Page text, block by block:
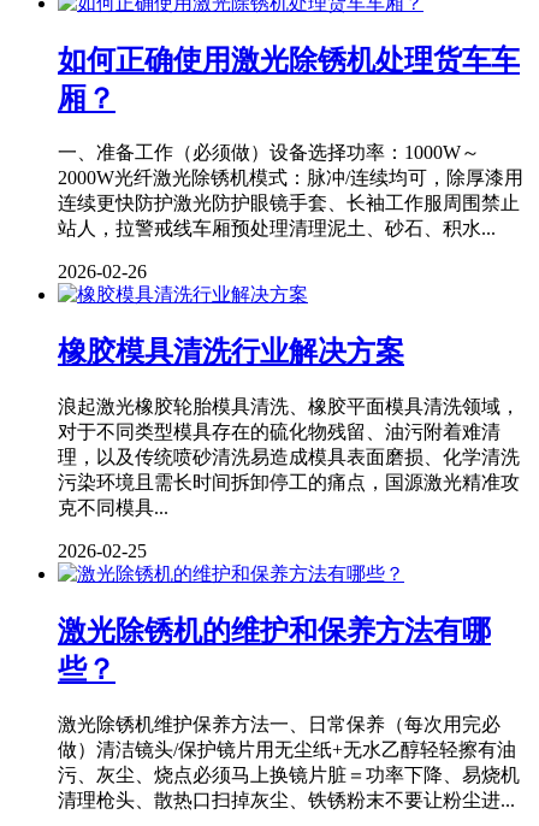
如何正确使用激光除锈机处理货车车
厢？
一、准备工作（必须做）设备选择功率：1000W～
2000W光纤激光除锈机模式：脉冲/连续均可，除厚漆用
连续更快防护激光防护眼镜手套、长袖工作服周围禁止
站人，拉警戒线车厢预处理清理泥土、砂石、积水...
2026-02-26
橡胶模具清洗行业解决方案
浪起激光橡胶轮胎模具清洗、橡胶平面模具清洗领域，
对于不同类型模具存在的硫化物残留、油污附着难清
理，以及传统喷砂清洗易造成模具表面磨损、化学清洗
污染环境且需长时间拆卸停工的痛点，国源激光精准攻
克不同模具...
2026-02-25
激光除锈机的维护和保养方法有哪
些？
激光除锈机维护保养方法一、日常保养（每次用完必
做）清洁镜头/保护镜片用无尘纸+无水乙醇轻轻擦有油
污、灰尘、烧点必须马上换镜片脏＝功率下降、易烧机
清理枪头、散热口扫掉灰尘、铁锈粉末不要让粉尘进...